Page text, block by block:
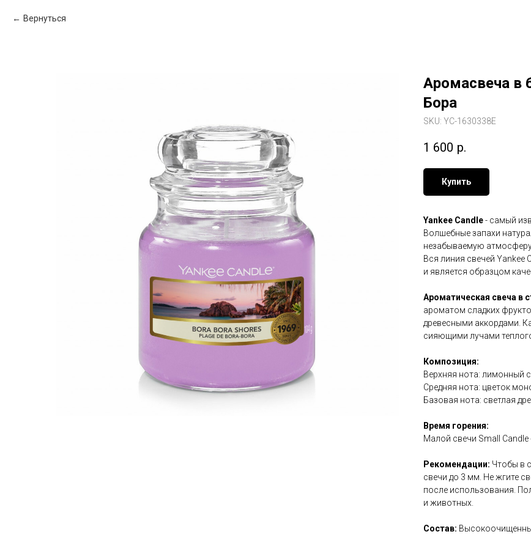
Вернуться
Аромасвеча в
Бора
SKU: YC-1630338E
1 600 р.
Купить
Yankee Candle- самый
Волшебные запахи
незабываемую
Вся линия свечей Yankee
и является образцом
Ароматическая свеча в
ароматом сладких
древесными аккордами.
сияющими лучами
Композиция:
Верхняя нота: лимонный
Средняя нота: цветок
Базовая нота: светлая
Время горения:
Малой свечи Small Candle
Рекомендации: Чтобы в
свечи до 3 мм. Не жгите
после использования.
и животных.
Состав: